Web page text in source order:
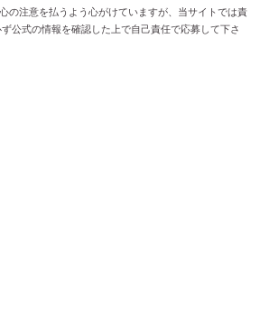
の注意を払うよう心がけていますが、当サイトでは責
公式の情報を確認した上で自己責任で応募して下さ